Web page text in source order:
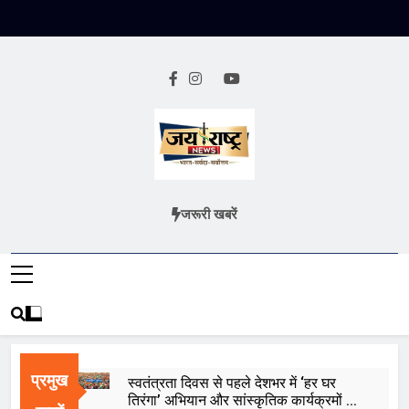
Jai Rashtra
हिंदी समाचार
जरूरी खबरें
प्रमुख
स्वतंत्रता दिवस से पहले देशभर में ‘हर घर
तिरंगा’ अभियान और सांस्कृतिक कार्यक्रमों की